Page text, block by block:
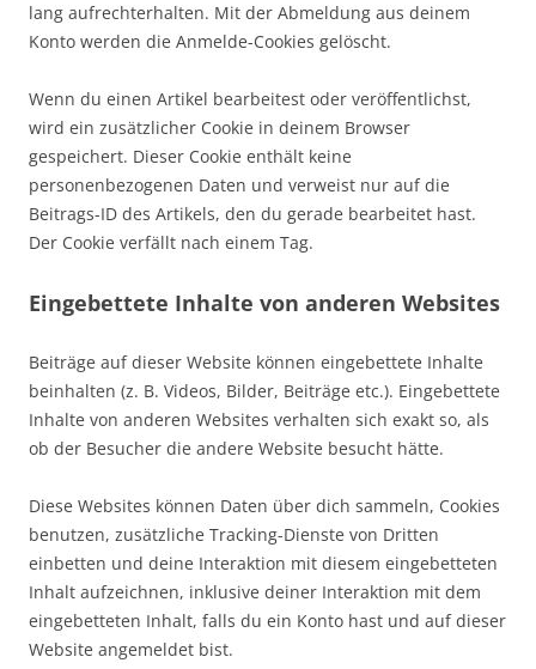
lang aufrechterhalten. Mit der Abmeldung aus deinem
Konto werden die Anmelde-Cookies gelöscht.
Wenn du einen Artikel bearbeitest oder veröffentlichst,
wird ein zusätzlicher Cookie in deinem Browser
gespeichert. Dieser Cookie enthält keine
personenbezogenen Daten und verweist nur auf die
Beitrags-ID des Artikels, den du gerade bearbeitet hast.
Der Cookie verfällt nach einem Tag.
Eingebettete Inhalte von anderen Websites
Beiträge auf dieser Website können eingebettete Inhalte
beinhalten (z. B. Videos, Bilder, Beiträge etc.). Eingebettete
Inhalte von anderen Websites verhalten sich exakt so, als
ob der Besucher die andere Website besucht hätte.
Diese Websites können Daten über dich sammeln, Cookies
benutzen, zusätzliche Tracking-Dienste von Dritten
einbetten und deine Interaktion mit diesem eingebetteten
Inhalt aufzeichnen, inklusive deiner Interaktion mit dem
eingebetteten Inhalt, falls du ein Konto hast und auf dieser
Website angemeldet bist.